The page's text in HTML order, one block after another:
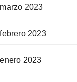
marzo 2023
febrero 2023
enero 2023